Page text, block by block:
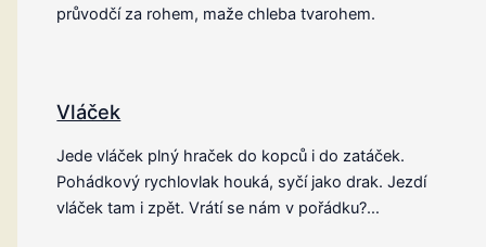
průvodčí za rohem, maže chleba tvarohem.
Vláček
Jede vláček plný hraček do kopců i do zatáček.
Pohádkový rychlovlak houká, syčí jako drak. Jezdí
vláček tam i zpět. Vrátí se nám v pořádku?…